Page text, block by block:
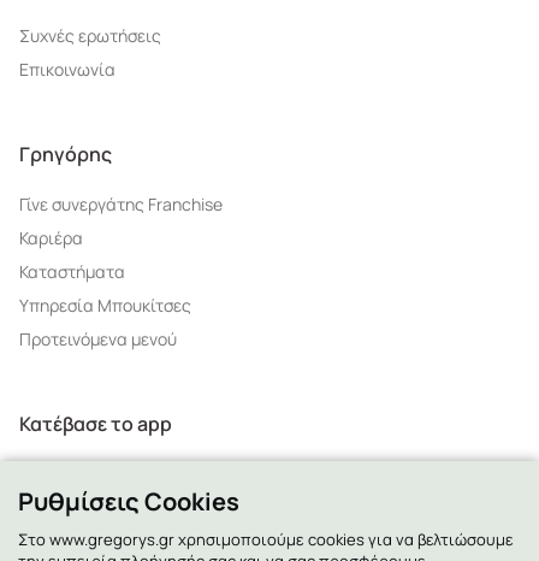
Συχνές ερωτήσεις
Επικοινωνία
Γρηγόρης
Γίνε συνεργάτης Franchise
Καριέρα
Καταστήματα
Υπηρεσία Μπουκίτσες
Προτεινόμενα μενού
Κατέβασε το app
Ρυθμίσεις Cookies
Στο www.gregorys.gr χρησιμοποιούμε cookies για να βελτιώσουμε